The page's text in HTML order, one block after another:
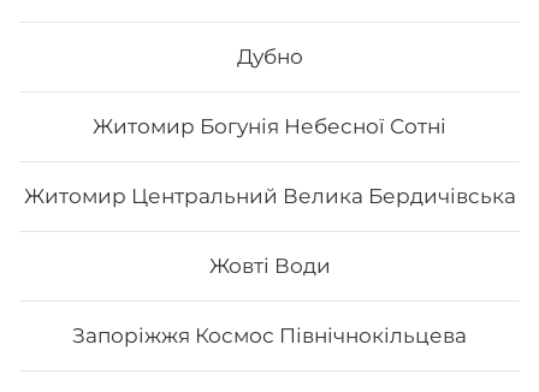
Дубно
Житомир Богунія Небесної Сотні
Житомир Центральний Велика Бердичівська
Жовті Води
Запоріжжя Космос Північнокільцева
Напій Fanta
0,33 л